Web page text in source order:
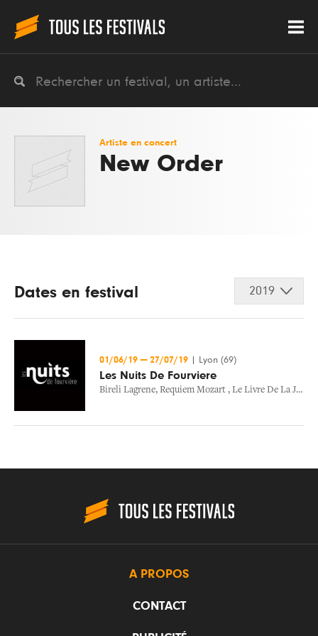
Artiste en concert
New Order
Dates en festival 2019
01/06/19 — 27/07/19 Lyon (69)
Les Nuits De Fourviere
Bireli Lagrene, Requiem Mozart , Le Livre De La Jungle
A PROPOS
CONTACT